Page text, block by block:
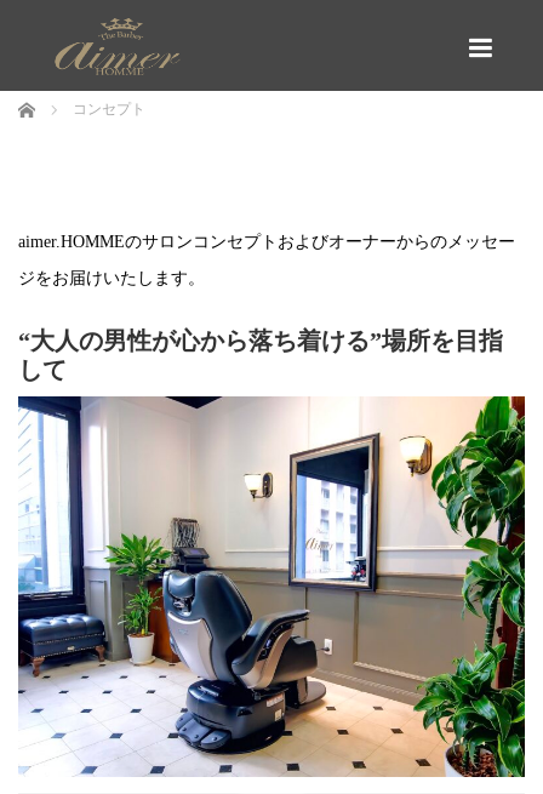
ホーム コンセプト
aimer.HOMMEのサロンコンセプトおよびオーナーからのメッセー
ジをお届けいたします。
“大人の男性が心から落ち着ける”場所を目指
して